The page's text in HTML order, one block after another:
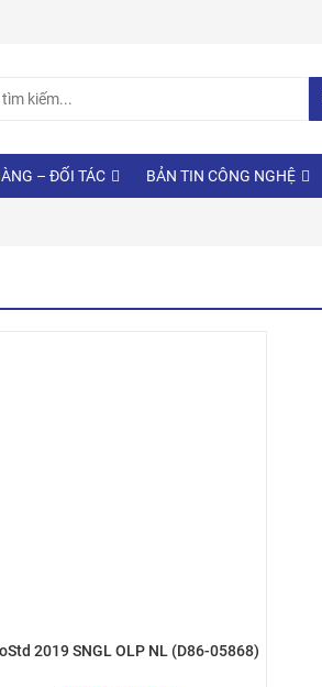
– ĐỐI TÁC BẢN TIN CÔNG NGHỆ
2019 SNGL OLP NL (D86-05868)